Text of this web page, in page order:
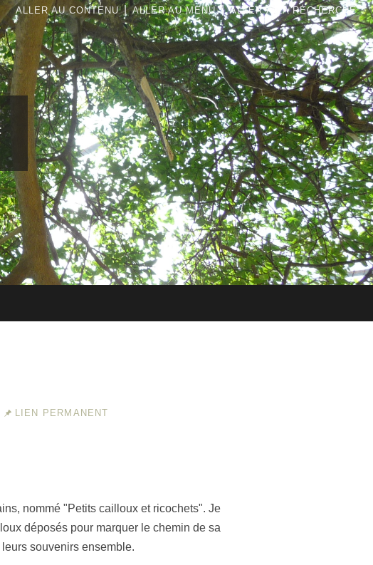
ALLER AU CONTENU | ALLER AU MENU | ALLER À LA RECHERCHE
LIEN PERMANENT
nommé "Petits cailloux et ricochets". Je
déposés pour marquer le chemin de sa
souvenirs ensemble.